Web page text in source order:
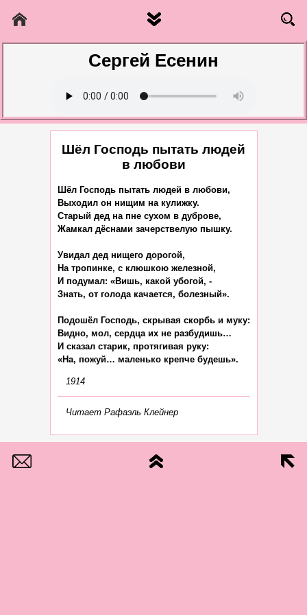
Сергей Есенин
Шёл Господь пытать людей
в любови
Шёл Господь пытать людей в любови,
Выходил он нищим на кулижку.
Старый дед на пне сухом в дуброве,
Жамкал дёснами зачерствелую пышку.
Увидал дед нищего дорогой,
На тропинке, с клюшкою железной,
И подумал: «Вишь, какой убогой, -
Знать, от голода качается, болезный».
Подошёл Господь, скрывая скорбь и муку:
Видно, мол, сердца их не разбудишь…
И сказал старик, протягивая руку:
1914
Читает Рафаэль Клейнер